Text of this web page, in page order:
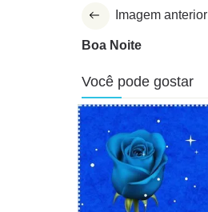
Imagem anterior
Boa Noite
Você pode gostar